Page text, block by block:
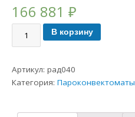
166 881₽
В корзину
Артикул:рад040
Категория:Пароконвектоматы